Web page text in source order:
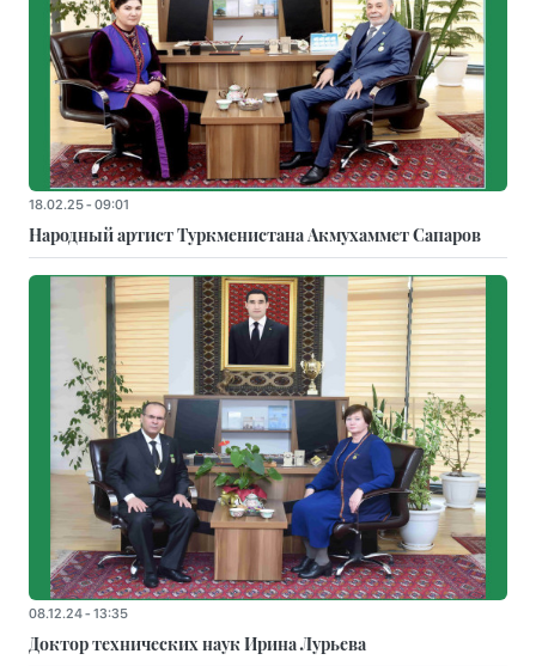
18.02.25 - 09:01
Народный артист Туркменистана Акмухаммет Сапаров
08.12.24 - 13:35
Доктор технических наук Ирина Лурьева